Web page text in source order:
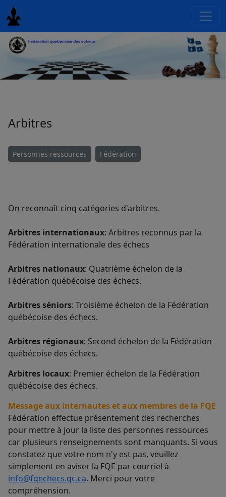
Arbitres
Personnes ressources Fédération
On reconnaît cinq catégories d'arbitres.
Arbitres internationaux: Arbitres reconnus par la
Fédération internationale des échecs
Arbitres nationaux: Quatrième échelon de la
Fédération québécoise des échecs.
Arbitres séniors: Troisième échelon de la Fédération
québécoise des échecs.
Arbitres régionaux: Second échelon de la Fédération
québécoise des échecs.
Arbitres locaux: Premier échelon de la Fédération
québécoise des échecs.
Message aux internautes et aux membres de la FQE
Fédération effectue présentement des recherches
pour mettre à jour la liste des personnes ressources
car plusieurs renseignements sont manquants. Si vous
constatez que votre nom n'y est pas, veuillez
simplement en aviser la FQE par courriel à
info@fqechecs.qc.ca. Merci pour votre
compréhension.